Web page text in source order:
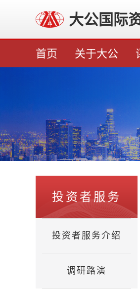
大公国际
首页 关于大公
投资者服务
投资者服务介绍
调研路演